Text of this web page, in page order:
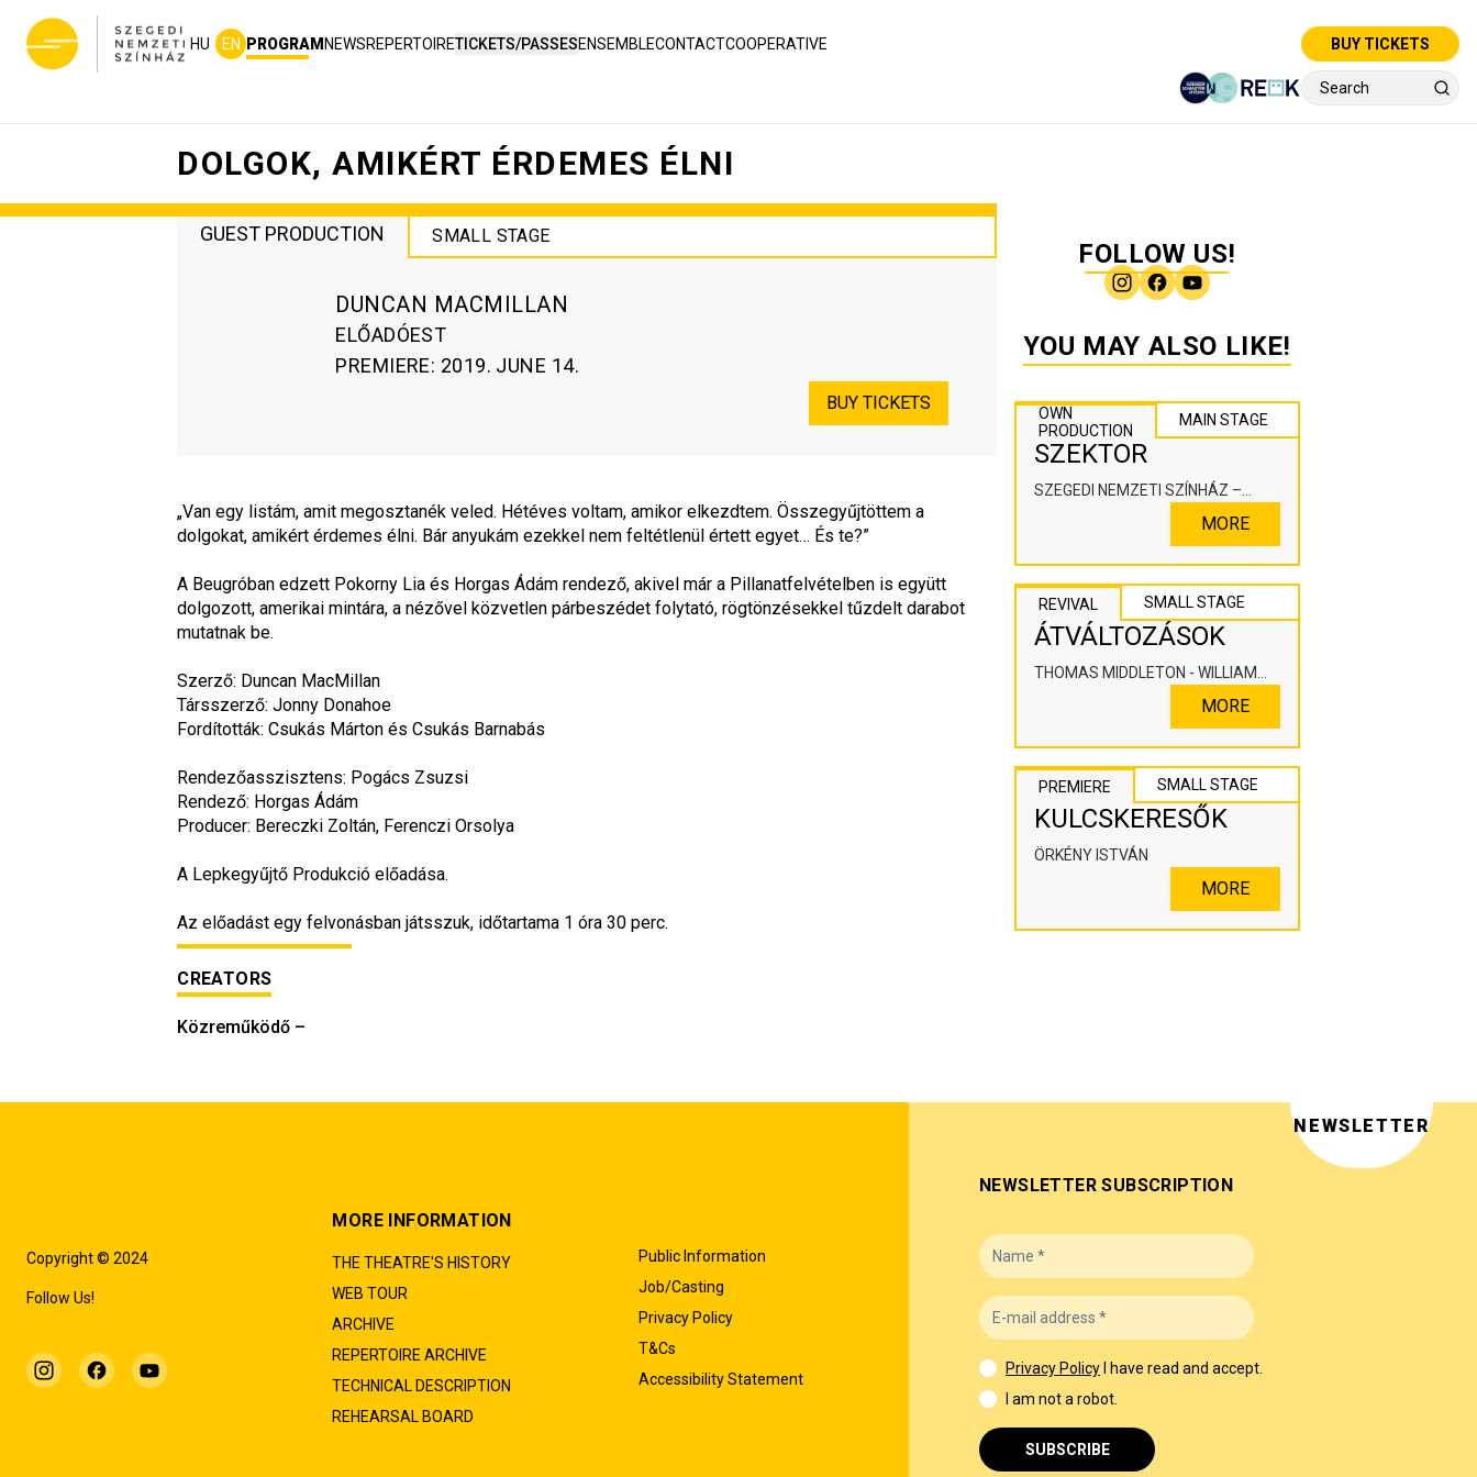
HU EN PROGRAM NEWSREPERTOIRETICKETS/PASSESENSEMBLECONTACTCOOPERATIVE BUY TICKETS
DOLGOK, AMIKÉRT ÉRDEMES ÉLNI
GUEST PRODUCTION SMALL STAGE
DUNCAN MACMILLAN
ELŐADÓEST
PREMIERE: 2019. JUNE 14.
BUY TICKETS
„Van egy listám, amit megosztanék veled. Hétéves voltam, amikor elkezdtem. Összegyűjtöttem a
dolgokat, amikért érdemes élni. Bár anyukám ezekkel nem feltétlenül értett egyet… És te?”
A Beugróban edzett Pokorny Lia és Horgas Ádám rendező, akivel már a Pillanatfelvételben is együtt
dolgozott, amerikai mintára, a nézővel közvetlen párbeszédet folytató, rögtönzésekkel tűzdelt darabot
mutatnak be.
Szerző: Duncan MacMillan
Társszerző: Jonny Donahoe
Fordították: Csukás Márton és Csukás Barnabás
Rendezőasszisztens: Pogács Zsuzsi
Rendező: Horgas Ádám
Producer: Bereczki Zoltán, Ferenczi Orsolya
A Lepkegyűjtő Produkció előadása.
Az előadást egy felvonásban játsszuk, időtartama 1 óra 30 perc.
CREATORS
Közreműködő –
FOLLOW US!
YOU MAY ALSO LIKE!
OWN
PRODUCTION
MAIN STAGE
SZEKTOR
SZEGEDI NEMZETI SZÍNHÁZ –
KOOPERÁLÓ SZÍNHÁZPEDAGÓGIAI
MORE
REVIVAL SMALL STAGE
ÁTVÁLTOZÁSOK
THOMAS MIDDLETON - WILLIAM
MORE
PREMIERE SMALL STAGE
KULCSKERESŐK
ÖRKÉNY ISTVÁN
MORE
Copyright © 2024
Follow Us!
MORE INFORMATION
THE THEATRE'S HISTORY
WEB TOUR
ARCHIVE
REPERTOIRE ARCHIVE
TECHNICAL DESCRIPTION
REHEARSAL BOARD
Public Information
Job/Casting
Privacy Policy
T&Cs
Accessibility Statement
NEWSLETTER
NEWSLETTER SUBSCRIPTION
Privacy Policy
I have read and accept.
I am not a robot.
SUBSCRIBE